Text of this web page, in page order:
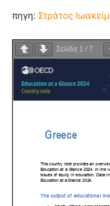
πηγη: Στράτος Ιωακείμ
Σελίδα 1 / 7